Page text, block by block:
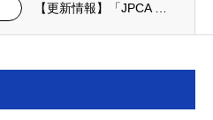
【更新情報】「JPCA Show2025」ご来場のお礼を掲載しました。